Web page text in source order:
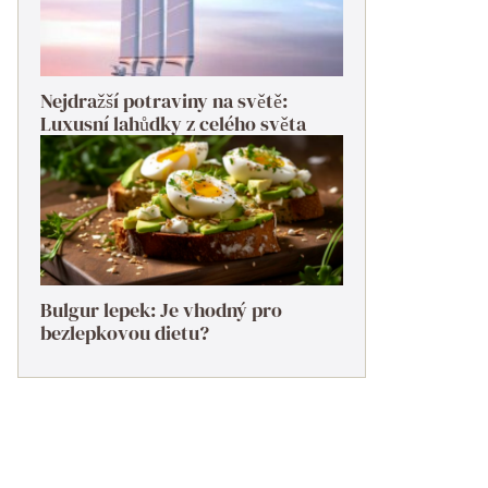
Nejdražší potraviny na světě:
Luxusní lahůdky z celého světa
Bulgur lepek: Je vhodný pro
bezlepkovou dietu?